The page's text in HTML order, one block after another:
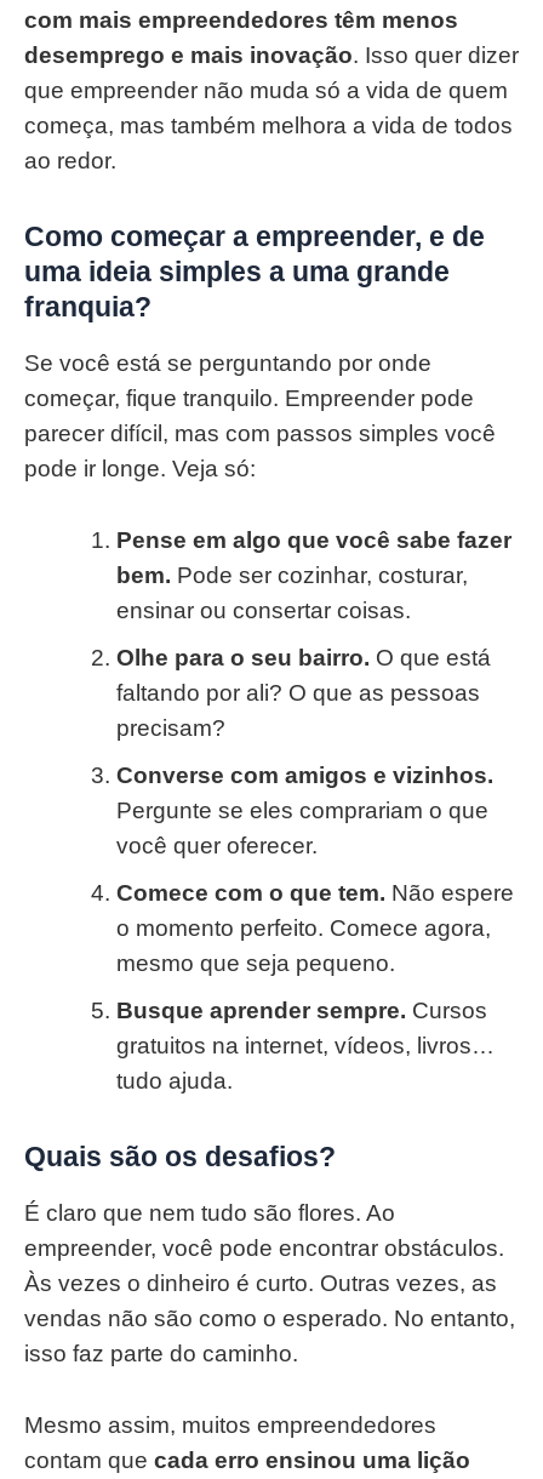
com mais empreendedores têm menos
desemprego e mais inovação. Isso quer dizer
que empreender não muda só a vida de quem
começa, mas também melhora a vida de todos
ao redor.
Como começar a empreender, e de
uma ideia simples a uma grande
franquia?
Se você está se perguntando por onde
começar, fique tranquilo. Empreender pode
parecer difícil, mas com passos simples você
pode ir longe. Veja só:
Pense em algo que você sabe fazer
bem. Pode ser cozinhar, costurar,
ensinar ou consertar coisas.
Olhe para o seu bairro. O que está
faltando por ali? O que as pessoas
precisam?
Converse com amigos e vizinhos.
Pergunte se eles comprariam o que
você quer oferecer.
Comece com o que tem. Não espere
o momento perfeito. Comece agora,
mesmo que seja pequeno.
Busque aprender sempre. Cursos
gratuitos na internet, vídeos, livros…
tudo ajuda.
Quais são os desafios?
É claro que nem tudo são flores. Ao
empreender, você pode encontrar obstáculos.
Às vezes o dinheiro é curto. Outras vezes, as
vendas não são como o esperado. No entanto,
isso faz parte do caminho.
Mesmo assim, muitos empreendedores
contam que cada erro ensinou uma lição